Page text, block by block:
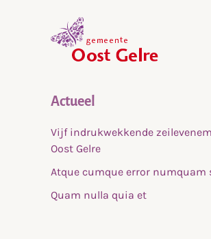
Actueel
Vijf indrukwekkende
Oost Gelre
Atque cumque error numquam
Quam nulla quia et